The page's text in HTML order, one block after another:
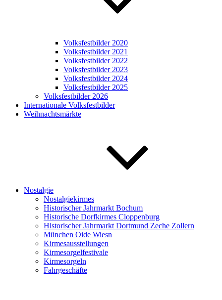
Volksfestbilder 2020
Volksfestbilder 2021
Volksfestbilder 2022
Volksfestbilder 2023
Volksfestbilder 2024
Volksfestbilder 2025
Volksfestbilder 2026
Internationale Volksfestbilder
Weihnachtsmärkte
Nostalgie
Nostalgiekirmes
Historischer Jahrmarkt Bochum
Historische Dorfkirmes Cloppenburg
Historischer Jahrmarkt Dortmund Zeche Zollern
München Oide Wiesn
Kirmesausstellungen
Kirmesorgelfestivale
Kirmesorgeln
Fahrgeschäfte